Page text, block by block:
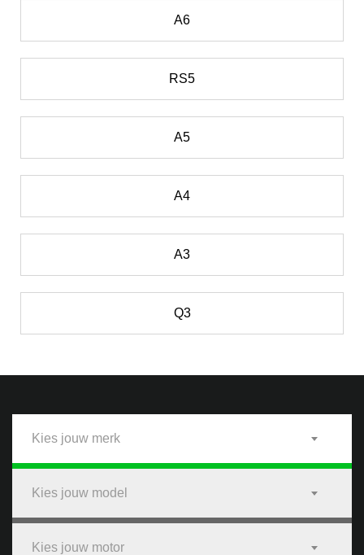
A6
RS5
A5
A4
A3
Q3
Kies jouw merk
Kies jouw model
Kies jouw motor